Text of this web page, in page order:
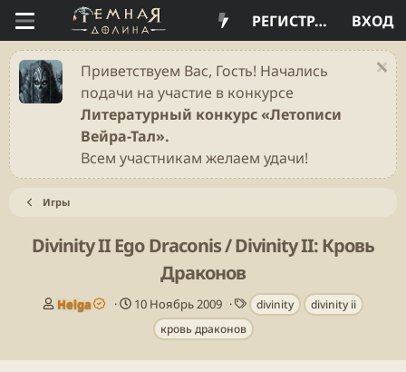
ВХОД
РЕГИСТРАЦИЯ
Приветствуем Вас, Гость! Начались
подачи на участие в конкурсе
Литературный конкурс «Летописи
Вейра-Тал».
Всем участникам желаем удачи!
Игры
Divinity II Ego Draconis / Divinity II: Кровь
Драконов
А
Helga
Д
10 Ноябрь 2009
Т
е
г
divinity
divinity ii
кровь драконов